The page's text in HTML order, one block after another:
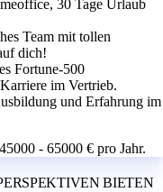
30 Tage Urlaub
Team mit tollen
dich!
Fortune-500
im Vertrieb.
und Erfahrung im
- 65000 € pro Jahr.
BIETEN